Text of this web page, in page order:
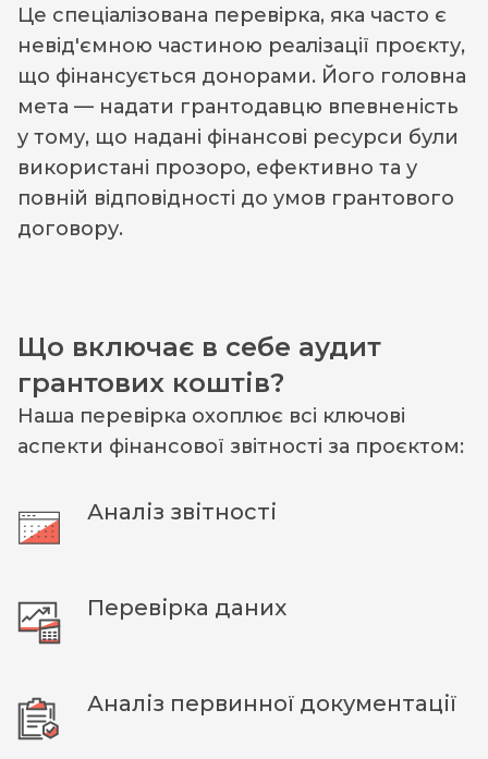
Це спеціалізована перевірка, яка часто є
невід'ємною частиною реалізації проєкту,
що фінансується донорами. Його головна
мета — надати грантодавцю впевненість
у тому, що надані фінансові ресурси були
використані прозоро, ефективно та у
повній відповідності до умов грантового
договору.
Що включає в себе аудит
грантових коштів?
Наша перевірка охоплює всі ключові
аспекти фінансової звітності за проєктом:
Аналіз звітності
Перевірка даних
Аналіз первинної документації